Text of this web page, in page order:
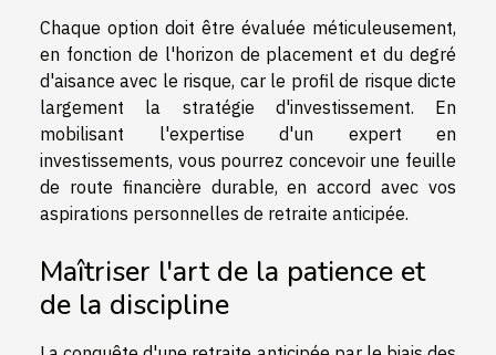
Chaque option doit être évaluée méticuleusement,
en fonction de l'horizon de placement et du degré
d'aisance avec le risque, car le profil de risque dicte
largement la stratégie d'investissement. En
mobilisant l'expertise d'un expert en
investissements, vous pourrez concevoir une feuille
de route financière durable, en accord avec vos
aspirations personnelles de retraite anticipée.
Maîtriser l'art de la patience et
de la discipline